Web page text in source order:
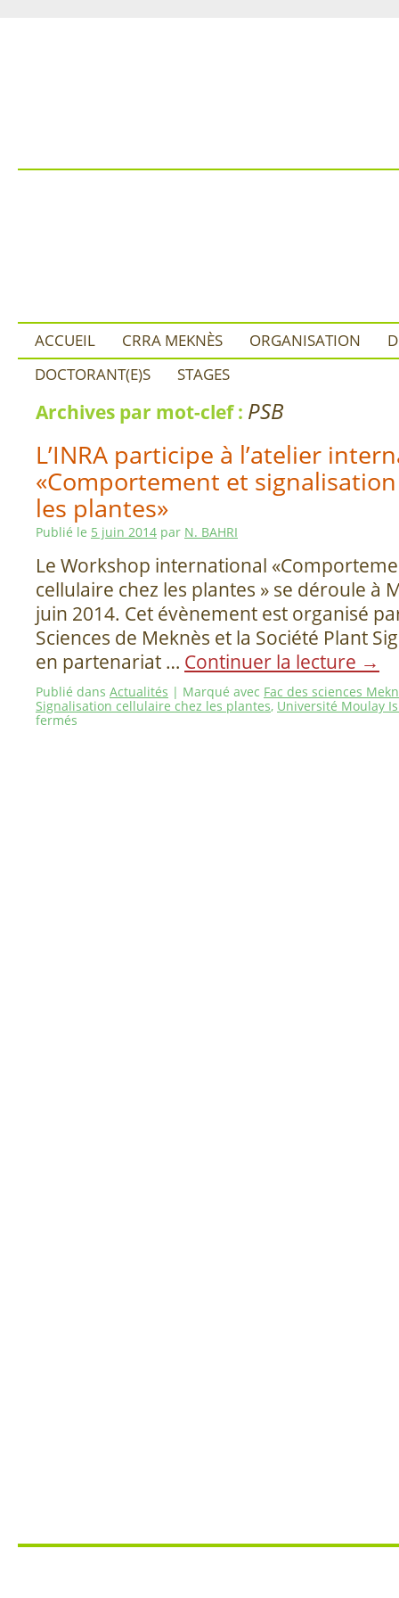
ACCUEIL CRRA MEKNÈS ORGANISATION
DOCTORANT(E)S
STAGES
Archives par mot-clef : PSB
L’INRA participe à l’atelier
«Comportement et
les plantes»
Publié le 5 juin 2014 par N. BAHRI
Le Workshop international
cellulaire chez les plantes » se déroule à
juin 2014. Cet évènement est organisé
Sciences de Meknès et la Société Plant
en partenariat … Continuer la lecture →
Publié dans Actualités | Marqué avec Fac des sciences
Signalisation cellulaire chez les plantes, Université Moulay
fermés